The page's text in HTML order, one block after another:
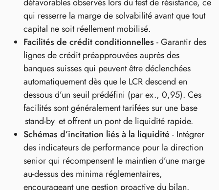
défavorables observés lors du test de résistance, ce
qui resserre la marge de solvabilité avant que tout
capital ne soit réellement mobilisé.
Facilités de crédit conditionnelles - Garantir des
lignes de crédit préapprouvées auprès des
banques suisses qui peuvent être déclenchées
automatiquement dès que le LCR descend en
dessous d’un seuil prédéfini (par ex., 0,95). Ces
facilités sont généralement tarifées sur une base
stand‑by et offrent un pont de liquidité rapide.
Schémas d’incitation liés à la liquidité - Intégrer
des indicateurs de performance pour la direction
senior qui récompensent le maintien d’une marge
au‑dessus des minima réglementaires,
encourageant une gestion proactive du bilan.